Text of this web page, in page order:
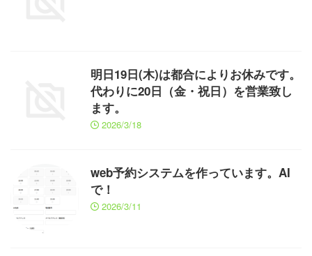
明日19日(木)は都合によりお休みです。
代わりに20日（金・祝日）を営業致し
ます。
2026/3/18
web予約システムを作っています。AI
で！
2026/3/11